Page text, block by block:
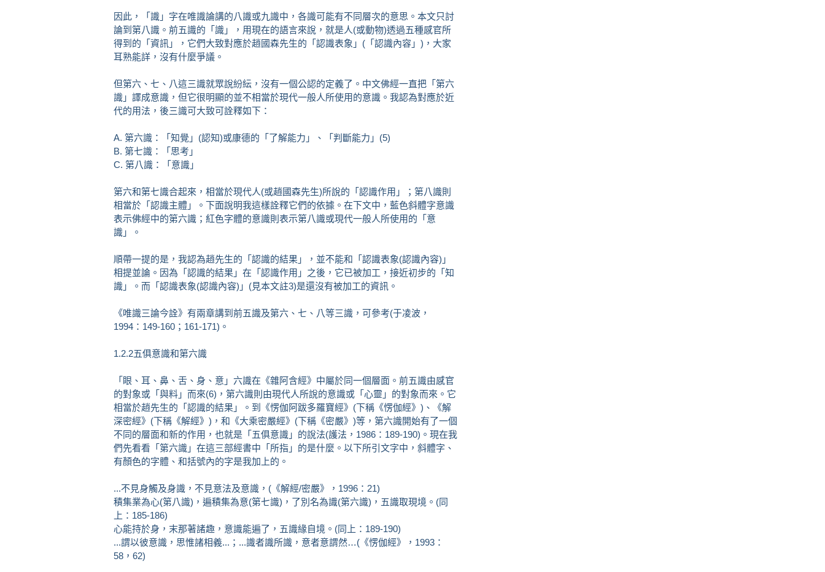
因此，「識」字在唯識論講的八識或九識中，各識可能有不同層次的意思。本文只討
論到第八識。前五識的「識」，用現在的語言來說，就是人(或動物)透過五種感官所
得到的「資訊」，它們大致對應於趙國森先生的「認識表象」(「認識內容」)，大家
耳熟能詳，沒有什麼爭議。
但第六、七、八這三識就眾說紛紜，沒有一個公認的定義了。中文佛經一直把「第六
識」譯成意識，但它很明顯的並不相當於現代一般人所使用的意識。我認為對應於近
代的用法，後三識可大致可詮釋如下：
A. 第六識：「知覺」(認知)或康德的「了解能力」、「判斷能力」(5)
B. 第七識：「思考」
C. 第八識：「意識」
第六和第七識合起來，相當於現代人(或趙國森先生)所說的「認識作用」；第八識則
相當於「認識主體」。下面說明我這樣詮釋它們的依據。在下文中，藍色斜體字意識
表示佛經中的第六識；紅色字體的意識則表示第八識或現代一般人所使用的「意
識」。
順帶一提的是，我認為趙先生的「認識的結果」，並不能和「認識表象(認識內容)」
相提並論。因為「認識的結果」在「認識作用」之後，它已被加工，接近初步的「知
識」。而「認識表象(認識內容)」(見本文註3)是還沒有被加工的資訊。
《唯識三論今詮》有兩章講到前五識及第六、七、八等三識，可參考(于凌波，
1994：149-160；161-171)。
1.2.2五俱意識和第六識
「眼、耳、鼻、舌、身、意」六識在《雜阿含經》中屬於同一個層面。前五識由感官
的對象或「與料」而來(6)，第六識則由現代人所說的意識或「心靈」的對象而來。它
相當於趙先生的「認識的結果」。到《愣伽阿跋多羅寶經》(下稱《愣伽經》)、《解
深密經》(下稱《解經》)，和《大乘密嚴經》(下稱《密嚴》)等，第六識開始有了一個
不同的層面和新的作用，也就是「五俱意識」的說法(護法，1986：189-190)。現在我
們先看看「第六識」在這三部經書中「所指」的是什麼。以下所引文字中，斜體字、
有顏色的字體、和括號內的字是我加上的。
...不見身觸及身識，不見意法及意識，(《解經/密嚴》，1996：21)
積集業為心(第八識)，遍積集為意(第七識)，了別名為識(第六識)，五識取現境。(同
上：185-186)
心能持於身，末那著諸趣，意識能遍了，五識緣自境。(同上：189-190)
...謂以彼意識，思惟諸相義...；...識者識所識，意者意謂然…(《愣伽經》，1993：
58，62)